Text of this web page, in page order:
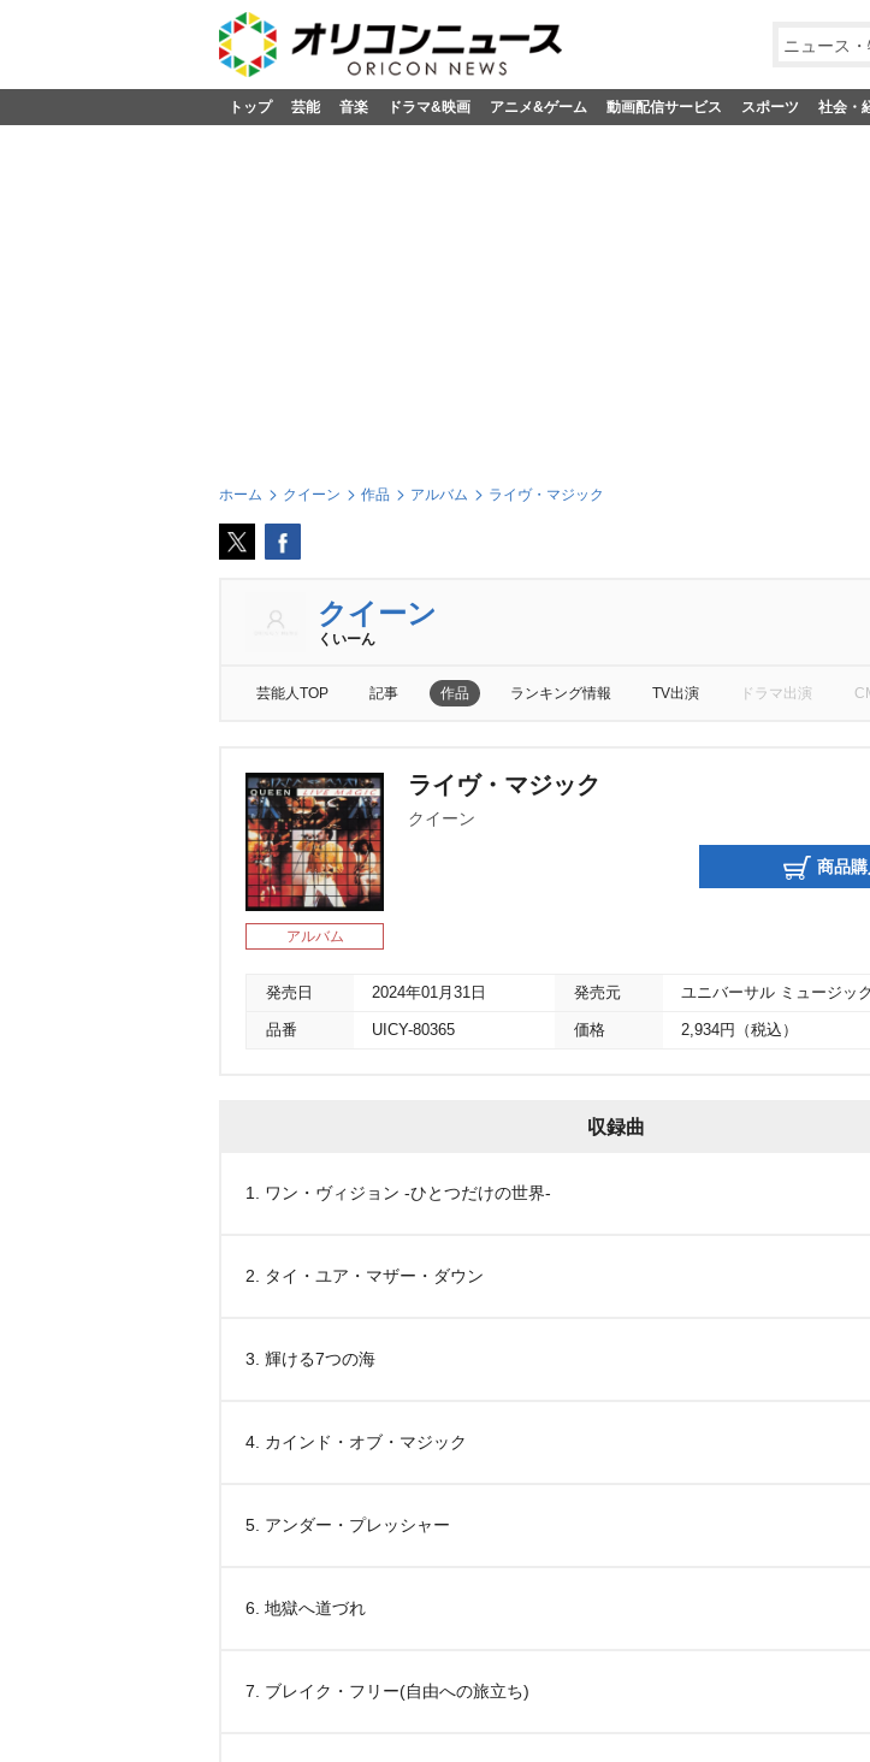
ニュース
トップ 芸能 音楽 ドラマ&映画 アニメ&ゲーム 動画配信サービス スポーツ 社会・
ホーム クイーン 作品 アルバム ライヴ・マジック
クイーン
くいーん
芸能人TOP 記事 作品 ランキング情報 TV出演 ドラマ出演
アルバム
ライヴ・マジック
クイーン
商品購
発売日 2024年01月31日 発売元 ユニバーサル ミュージック
品番 UICY-80365 価格 2,934円（税込）
収録曲
1. ワン・ヴィジョン -ひとつだけの世界-
2. タイ・ユア・マザー・ダウン
3. 輝ける7つの海
4. カインド・オブ・マジック
5. アンダー・プレッシャー
6. 地獄へ道づれ
7. ブレイク・フリー(自由への旅立ち)